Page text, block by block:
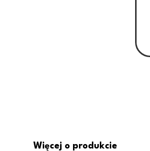
Więcej o produkcie